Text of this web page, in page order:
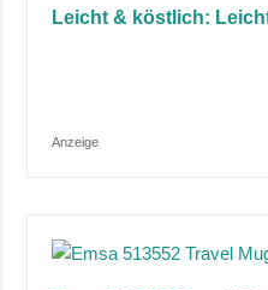
Leicht & köstlich:
Anzeige